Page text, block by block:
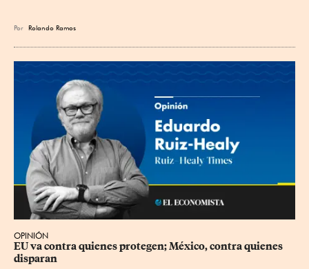
Por Rolando Ramos
OPINIÓN
EU va contra quienes protegen; México, contra quienes
disparan